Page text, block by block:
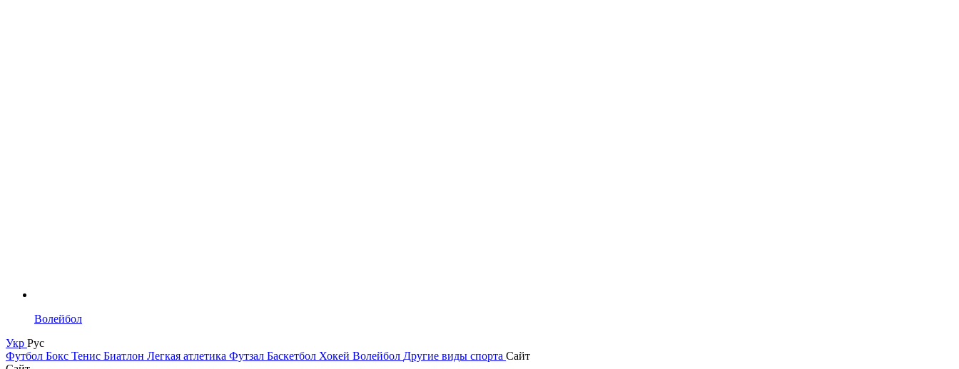
Волейбол
Укр Рус
Футбол Бокс Тенис Биатлон Легкая атлетика Футзал Баскетбол Хокей Волейбол Другие виды спорта Сайт